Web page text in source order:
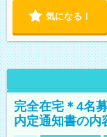
気になる！
完全在宅＊4名
内定通知書の内